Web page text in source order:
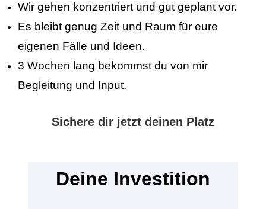
Wir gehen konzentriert und gut geplant vor.
Es bleibt genug Zeit und Raum für eure
eigenen Fälle und Ideen.
3 Wochen lang bekommst du von mir
Begleitung und Input.
Sichere dir jetzt deinen Platz
Deine Investition